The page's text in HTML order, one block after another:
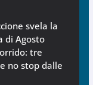
svela la
di Agosto
tre
no stop dalle